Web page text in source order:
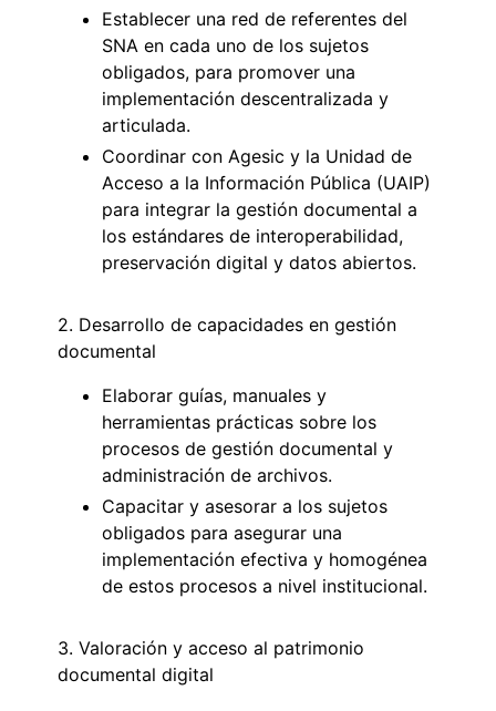
Establecer una red de referentes del
SNA en cada uno de los sujetos
obligados, para promover una
implementación descentralizada y
articulada.
Coordinar con Agesic y la Unidad de
Acceso a la Información Pública (UAIP)
para integrar la gestión documental a
los estándares de interoperabilidad,
preservación digital y datos abiertos.
2. Desarrollo de capacidades en gestión
documental
Elaborar guías, manuales y
herramientas prácticas sobre los
procesos de gestión documental y
administración de archivos.
Capacitar y asesorar a los sujetos
obligados para asegurar una
implementación efectiva y homogénea
de estos procesos a nivel institucional.
3. Valoración y acceso al patrimonio
documental digital